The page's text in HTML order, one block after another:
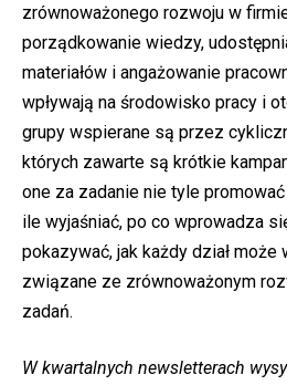
zrównoważonego rozwoju w
porządkowanie wiedzy,
materiałów i angażowanie
wpływają na środowisko pracy i
grupy wspierane są przez
których zawarte są krótkie
one za zadanie nie tyle promować
ile wyjaśniać, po co wprowadza
pokazywać, jak każdy dział może
związane ze zrównoważonym
zadań.
W kwartalnych newsletterach